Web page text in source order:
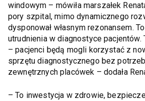
windowym – mówiła marszałek
pory szpital, mimo dynamicznego
dysponował własnym rezonansem.
utrudnienia w diagnostyce
– pacjenci będą mogli korzystać z
sprzętu diagnostycznego bez
zewnętrznych placówek – dodała
– To inwestycja w zdrowie,